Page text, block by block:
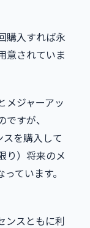
購入すれば永
意されていま
メジャーアッ
すが、
を購入して
り）将来のメ
ています。
ンスともに利